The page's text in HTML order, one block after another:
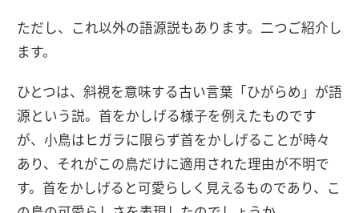
ただし、これ以外の語源説もあります。二つご紹介し
ます。
ひとつは、斜視を意味する古い言葉「ひがらめ」が語
源という説。首をかしげる様子を例えたものです
が、小鳥はヒガラに限らず首をかしげることが時々
あり、それがこの鳥だけに適用された理由が不明で
す。首をかしげると可愛らしく見えるものであり、こ